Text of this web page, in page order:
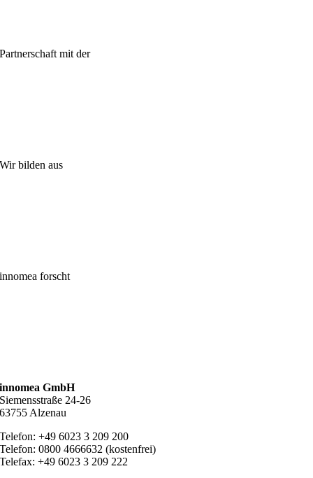
Partnerschaft mit der
Wir bilden aus
innomea forscht
innomea GmbH
Siemensstraße 24-26
63755 Alzenau
Telefon: +49 6023 3 209 200
Telefon: 0800 4666632 (kostenfrei)
Telefax: +49 6023 3 209 222